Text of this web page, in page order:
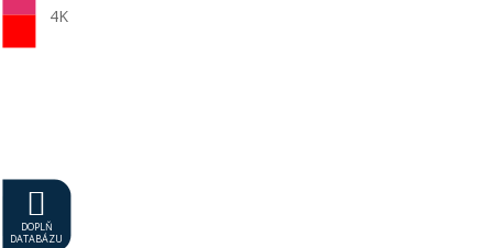

DOPLŇ
DATABÁZU
4K